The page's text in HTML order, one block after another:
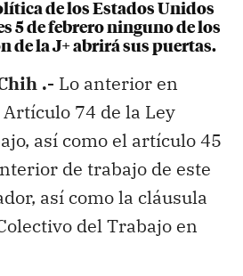
de los Estados Unidos
5 de febrero ninguno de los
de la J+ abrirá sus puertas.
.- Lo anterior en
74 de la Ley
así como el artículo 45
de trabajo de este
así como la cláusula
del Trabajo en